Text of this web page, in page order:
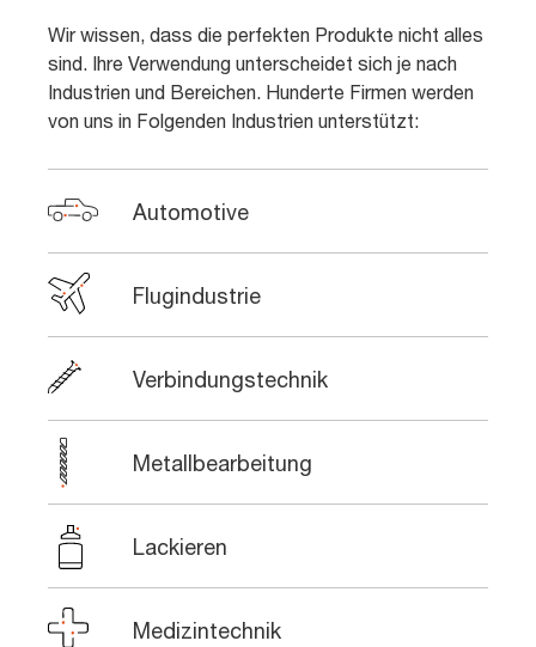
Wir wissen, dass die perfekten Produkte nicht alles
sind. Ihre Verwendung unterscheidet sich je nach
Industrien und Bereichen. Hunderte Firmen werden
von uns in Folgenden Industrien unterstützt:
Automotive
Flugindustrie
Verbindungstechnik
Metallbearbeitung
Lackieren
Medizintechnik